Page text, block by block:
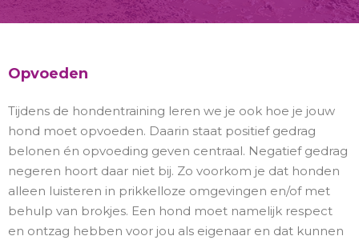
Opvoeden
Tijdens de hondentraining leren we je ook hoe je jouw
hond moet opvoeden. Daarin staat positief gedrag
belonen én opvoeding geven centraal. Negatief gedrag
negeren hoort daar niet bij. Zo voorkom je dat honden
alleen luisteren in prikkelloze omgevingen en/of met
behulp van brokjes. Een hond moet namelijk respect
en ontzag hebben voor jou als eigenaar en dat kunnen